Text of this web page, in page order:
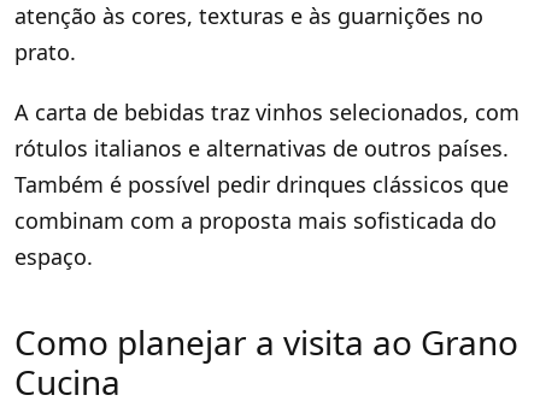
atenção às cores, texturas e às guarnições no
prato.
A carta de bebidas traz vinhos selecionados, com
rótulos italianos e alternativas de outros países.
Também é possível pedir drinques clássicos que
combinam com a proposta mais sofisticada do
espaço.
Como planejar a visita ao Grano
Cucina